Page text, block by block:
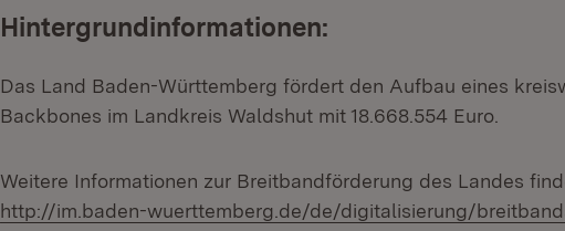
Hintergrundinformationen:
Das Land Baden-Württemberg fördert den Aufbau eines
Backbones im Landkreis Waldshut mit 18.668.554 Euro.
Weitere Informationen zur Breitbandförderung des Landes
http://im.baden-wuerttemberg.de/de/digitalisierung/